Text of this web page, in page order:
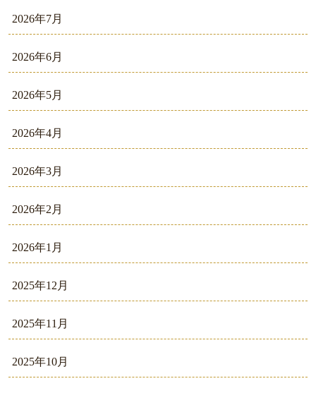
2026年7月
2026年6月
2026年5月
2026年4月
2026年3月
2026年2月
2026年1月
2025年12月
2025年11月
2025年10月